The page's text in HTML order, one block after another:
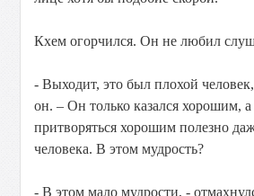
Кхем огорчился. Он не любил
- Выходит, это был плохой
он. – Он только казался хорошим,
притворяться хорошим полезно
человека. В этом мудрость?
- В этом мало мудрости, -